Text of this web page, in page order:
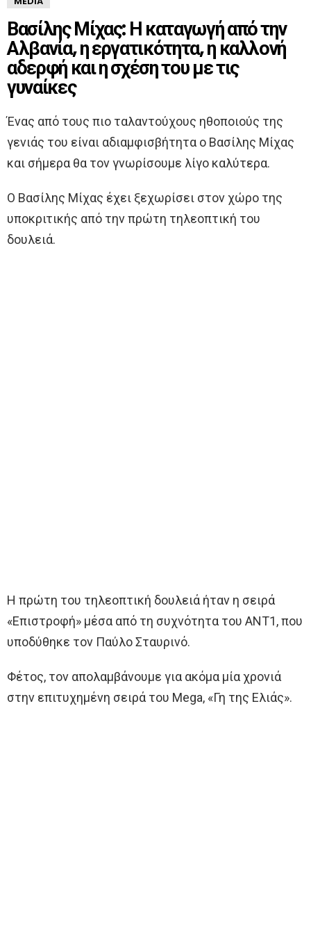
Βασίλης Μίχας: Η καταγωγή από την
Αλβανία, η εργατικότητα, η καλλονή
αδερφή και η σχέση του με τις
γυναίκες
Ένας από τους πιο ταλαντούχους ηθοποιούς της
γενιάς του είναι αδιαμφισβήτητα ο Βασίλης Μίχας
και σήμερα θα τον γνωρίσουμε λίγο καλύτερα.
Ο Βασίλης Μίχας έχει ξεχωρίσει στον χώρο της
υποκριτικής από την πρώτη τηλεοπτική του
δουλειά.
Η πρώτη του τηλεοπτική δουλειά ήταν η σειρά
«Επιστροφή» μέσα από τη συχνότητα του ΑΝΤ1, που
υποδύθηκε τον Παύλο Σταυρινό.
Φέτος, τον απολαμβάνουμε για ακόμα μία χρονιά
στην επιτυχημένη σειρά του Mega, «Γη της Ελιάς».